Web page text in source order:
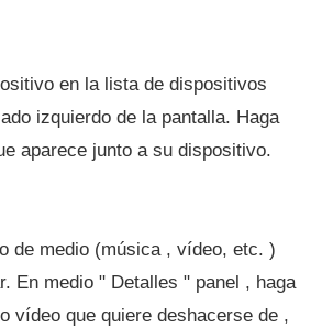
en la lista de dispositivos
izquierdo de la pantalla. Haga
aparece junto a su dispositivo.
de medio (música , vídeo, etc. )
En medio " Detalles " panel , haga
vídeo que quiere deshacerse de ,